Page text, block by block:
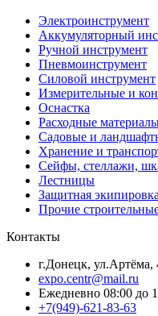
Электроинструмент
Аккумуляторный
Ручной инструмент
Пневмоинструмент
Силовой инструмент
Измерительные и
Оснастка
Расходные
Садовые и
Хранение и
Сейфы, стеллажи,
Лестницы
Защитная
Прочие
Контакты
г.Донецк, ул.Артёма,
expo.centr@mail.ru
Ежедневно 08:00 до
+7(949)-621-83-63